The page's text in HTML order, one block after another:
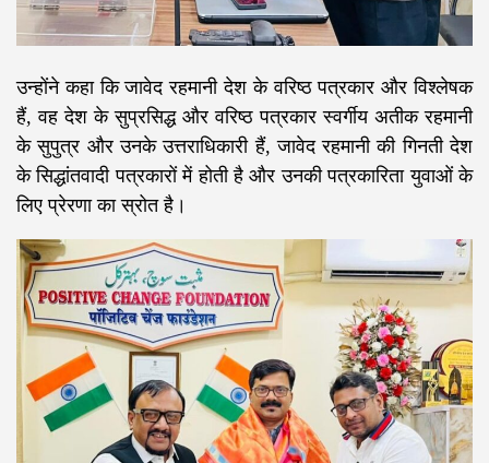
उन्होंने कहा कि जावेद रहमानी देश के वरिष्ठ पत्रकार और विश्लेषक
हैं, वह देश के सुप्रसिद्ध और वरिष्ठ पत्रकार स्वर्गीय अतीक रहमानी
के सुपुत्र और उनके उत्तराधिकारी हैं, जावेद रहमानी की गिनती देश
के सिद्धांतवादी पत्रकारों में होती है और उनकी पत्रकारिता युवाओं के
लिए प्रेरणा का स्रोत है।